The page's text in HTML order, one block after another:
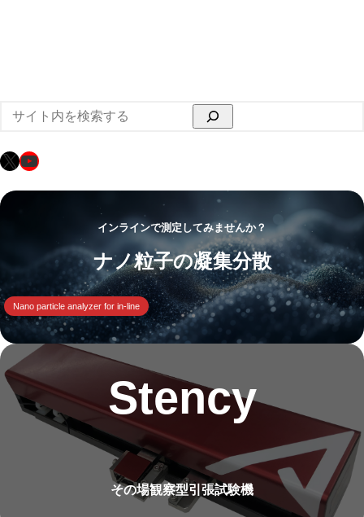
検
索
X YouTube
インラインで測定してみませんか？
ナノ粒子の凝集分散
Nano particle analyzer for in-line
Stency
その場観察型引張試験機